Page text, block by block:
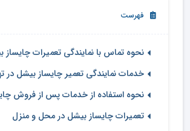
فهرست
نحوه تماس با نمایندگی تعمیرات چایساز
خدمات نمایندگی تعمیر چایساز بیشل در
نحوه استفاده از خدمات پس از فروش
تعمیرات چایساز بیشل در محل و منزل